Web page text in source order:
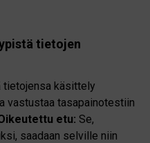
tietojen
käsittely
vastustaa tasapainotestiin
etu: Se,
saadaan selville niin